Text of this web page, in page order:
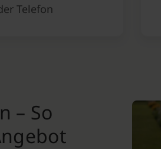
Telefon
– So